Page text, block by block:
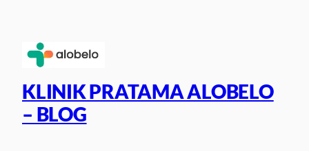
content
KLINIK PRATAMA ALOBELO
– BLOG